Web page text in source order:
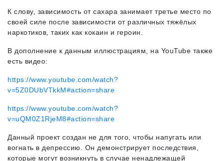
К слову, зависимость от сахара занимает третье место по
своей силе после зависимости от различных тяжёлых
наркотиков, таких как кокаин и героин.
В дополнение к данным иллюстрациям, на YouTube также
есть видео:
https://www.youtube.com/watch?
v=5Z0DUbVTkkM#action=share
https://www.youtube.com/watch?
v=uQM0Z1RjeM8#action=share
Данный проект создан не для того, чтобы напугать или
вогнать в депрессию. Он демонстрирует последствия,
которые могут возникнуть в случае ненадлежащей